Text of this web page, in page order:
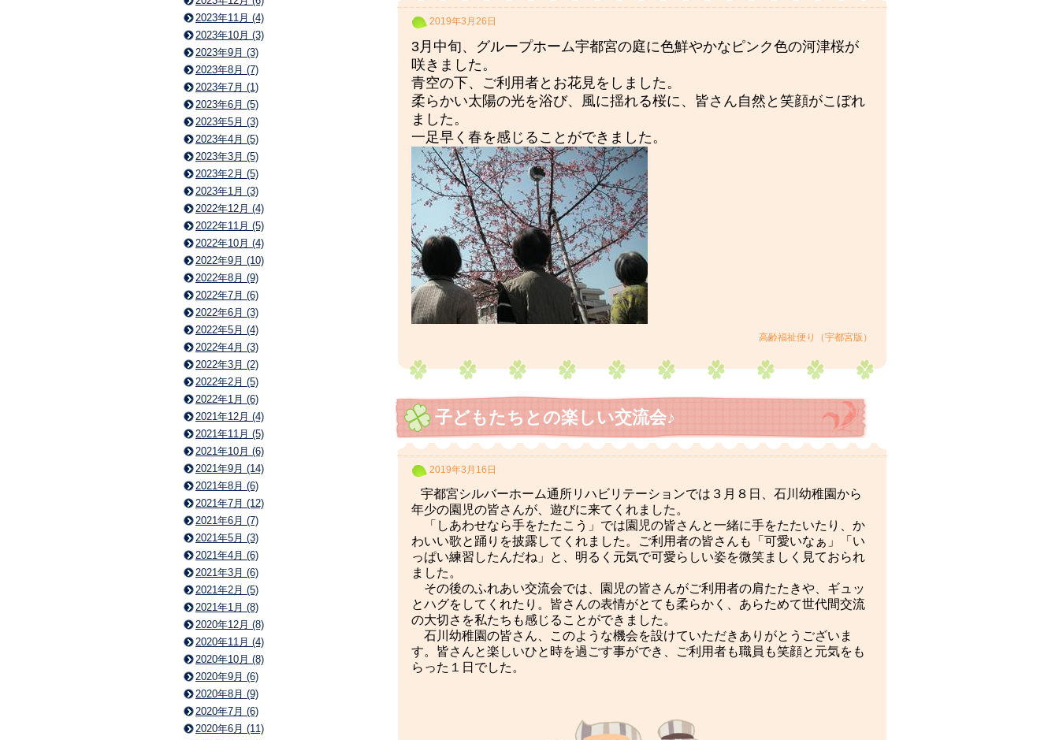
2019年3月26日
3月中旬、グループホーム宇都宮の庭に色鮮やかなピンク色の河津桜が
咲きました。
青空の下、ご利用者とお花見をしました。
柔らかい太陽の光を浴び、風に揺れる桜に、皆さん自然と笑顔がこぼれ
ました。
一足早く春を感じることができました。
高齢福祉便り（宇都宮版）
子どもたちとの楽しい交流会♪
2019年3月16日
宇都宮シルバーホーム通所リハビリテーションでは３月８日、石川幼稚園から
年少の園児の皆さんが、遊びに来てくれました。
「しあわせなら手をたたこう」では園児の皆さんと一緒に手をたたいたり、か
わいい歌と踊りを披露してくれました。ご利用者の皆さんも「可愛いなぁ」「い
っぱい練習したんだね」と、明るく元気で可愛らしい姿を微笑ましく見ておられ
ました。
その後のふれあい交流会では、園児の皆さんがご利用者の肩たたきや、ギュッ
とハグをしてくれたり。皆さんの表情がとても柔らかく、あらためて世代間交流
の大切さを私たちも感じることができました。
石川幼稚園の皆さん、このような機会を設けていただきありがとうございま
す。皆さんと楽しいひと時を過ごす事ができ、ご利用者も職員も笑顔と元気をも
らった１日でした。
2023年11月 (4)
2023年10月 (3)
2023年9月 (3)
2023年8月 (7)
2023年7月 (1)
2023年6月 (5)
2023年5月 (3)
2023年4月 (5)
2023年3月 (5)
2023年2月 (5)
2023年1月 (3)
2022年12月 (4)
2022年11月 (5)
2022年10月 (4)
2022年9月 (10)
2022年8月 (9)
2022年7月 (6)
2022年6月 (3)
2022年5月 (4)
2022年4月 (3)
2022年3月 (2)
2022年2月 (5)
2022年1月 (6)
2021年12月 (4)
2021年11月 (5)
2021年10月 (6)
2021年9月 (14)
2021年8月 (6)
2021年7月 (12)
2021年6月 (7)
2021年5月 (3)
2021年4月 (6)
2021年3月 (6)
2021年2月 (5)
2021年1月 (8)
2020年12月 (8)
2020年11月 (4)
2020年10月 (8)
2020年9月 (6)
2020年8月 (9)
2020年7月 (6)
2020年6月 (11)